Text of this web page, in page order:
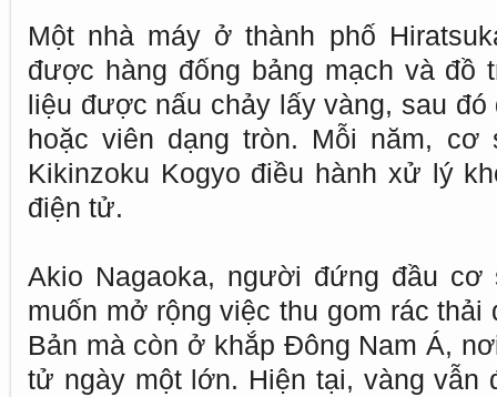
Một nhà máy ở thành phố
được hàng đống bảng mạch và đồ
liệu được nấu chảy lấy vàng, sau
hoặc viên dạng tròn. Mỗi năm, cơ
Kikinzoku Kogyo điều hành xử lý
điện tử.
Akio Nagaoka, người đứng đầu cơ
muốn mở rộng việc thu gom rác
Bản mà còn ở khắp Đông Nam Á,
tử ngày một lớn. Hiện tại, vàng vẫn